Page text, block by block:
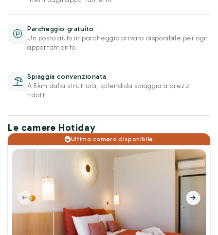
Parcheggio gratuito
Un posto auto in parcheggio privato disponibile per ogni
appartamento.
Spiaggia convenzionata
A 5km dalla struttura, splendida spiaggia a prezzi
ridotti.
Le camere Hotiday
Ultima camera disponibile